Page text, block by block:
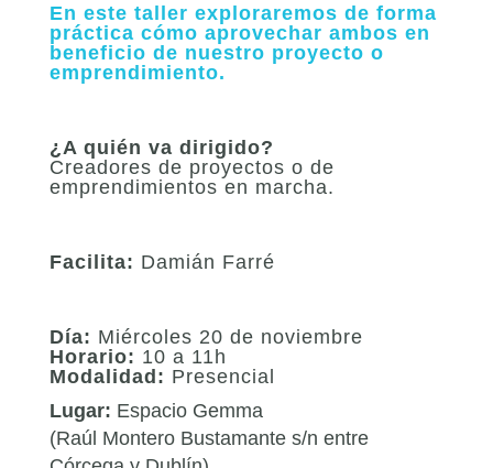
En este taller exploraremos de forma
práctica cómo aprovechar ambos en
beneficio de nuestro proyecto o
emprendimiento.
¿A quién va dirigido?
Creadores de proyectos o de
emprendimientos en marcha.
Facilita: Damián Farré
Día: Miércoles 20 de noviembre
Horario: 10 a 11h
Modalidad: Presencial
Lugar: Espacio Gemma
(Raúl Montero Bustamante s/n entre